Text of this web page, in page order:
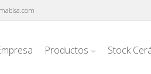
Productos Stock